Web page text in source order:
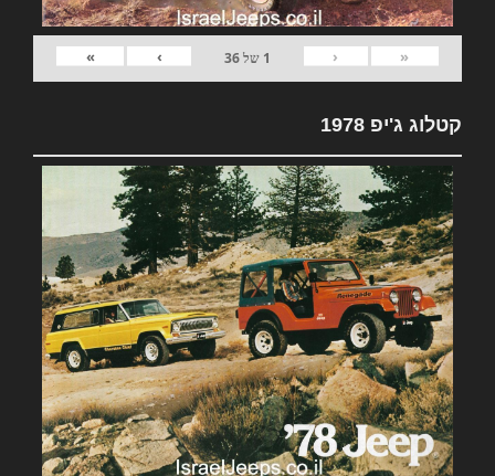
«
‹
1 של36
›
»
קטלוג ג'יפ 1978